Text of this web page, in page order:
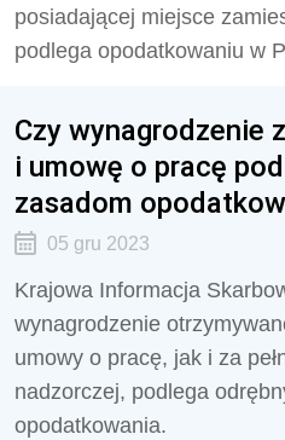
posiadającej miejsce
podlega opodatkowaniu w
Czy wynagrodzenie
i umowę o pracę
zasadom
05 gru 2023
Krajowa Informacja
wynagrodzenie
umowy o pracę, jak i za
nadzorczej, podlega
opodatkowania.